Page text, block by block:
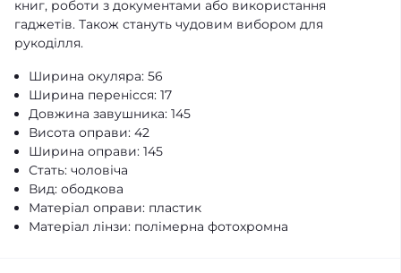
книг, роботи з документами або використання
гаджетів. Також стануть чудовим вибором для
рукоділля.
Ширина окуляра: 56
Ширина перенісся: 17
Довжина завушника: 145
Висота оправи: 42
Ширина оправи: 145
Стать: чоловіча
Вид: ободкова
Матеріал оправи: пластик
Матеріал лінзи: полімерна фотохромна